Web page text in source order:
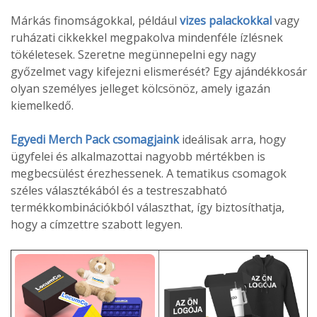
Márkás finomságokkal, például vizes palackokkalvagy
ruházati cikkekkel megpakolva mindenféle ízlésnek
tökéletesek. Szeretne megünnepelni egy nagy
győzelmet vagy kifejezni elismerését? Egy ajándékkosár
olyan személyes jelleget kölcsönöz, amely igazán
kiemelkedő.
Egyedi Merch Pack csomagjainkideálisak arra, hogy
ügyfelei és alkalmazottai nagyobb mértékben is
megbecsülést érezhessenek. A tematikus csomagok
széles választékából és a testreszabható
termékkombinációkból választhat, így biztosíthatja,
hogy a címzettre szabott legyen.